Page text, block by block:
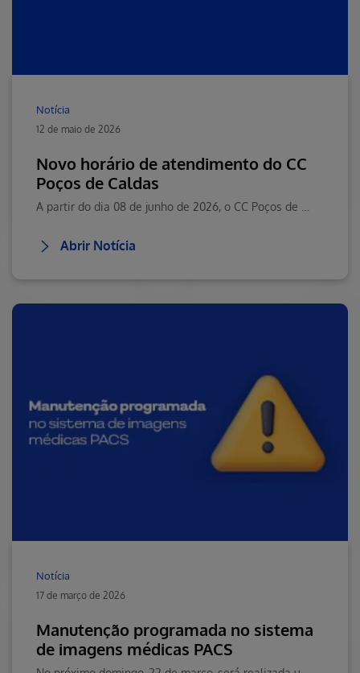
Notícia
12 de maio de 2026
Novo horário de atendimento do CC
Poços de Caldas
Abrir Notícia
Notícia
17 de março de 2026
Manutenção programada no sistema
de imagens médicas PACS